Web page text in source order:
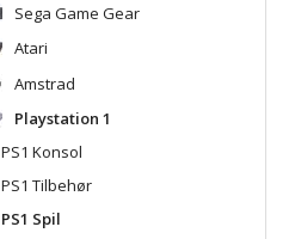
Sega Game Gear
Atari
Amstrad
Playstation 1
PS1 Konsol
PS1 Tilbehør
PS1 Spil